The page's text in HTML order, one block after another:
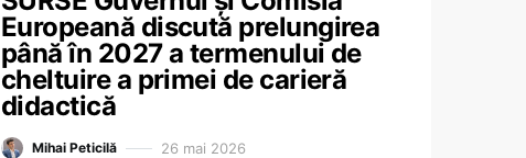
Europeană discută prelungirea
până în 2027 a termenului de
cheltuire a primei de carieră
didactică
Mihai Peticilă 26 mai 2026